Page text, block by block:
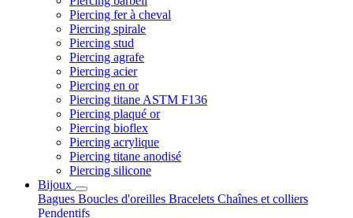
Piercing fer à cheval
Piercing spirale
Piercing stud
Piercing agrafe
Piercing acier
Piercing en or
Piercing titane ASTM F136
Piercing plaqué or
Piercing bioflex
Piercing acrylique
Piercing titane anodisé
Piercing silicone
Bijoux
Bagues Boucles d'oreilles Bracelets Chaînes et colliers
Pendentifs